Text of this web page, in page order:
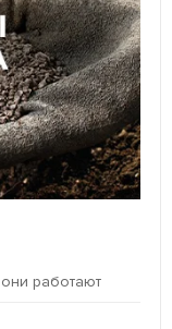
работают